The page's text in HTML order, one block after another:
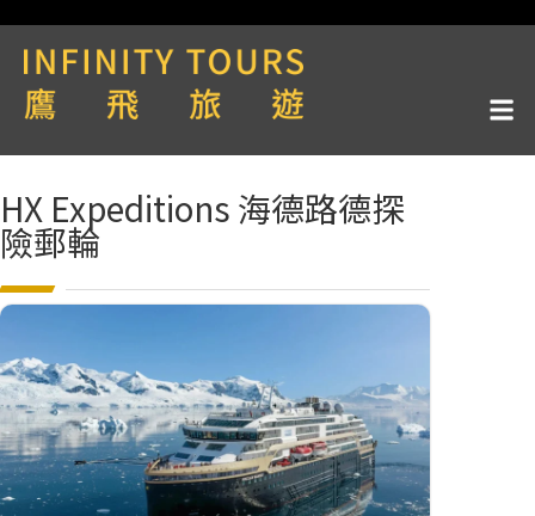
HX Expeditions 海德路德探
險郵輪